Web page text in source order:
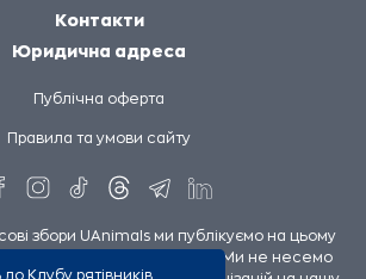
Контакти
Юридична адреса
Публічна оферта
Правила та умови сайту
збори UAnimals ми публікуємо на цьому
UAnimals у соцмережах. Ми не несемо
Клубу рятівників